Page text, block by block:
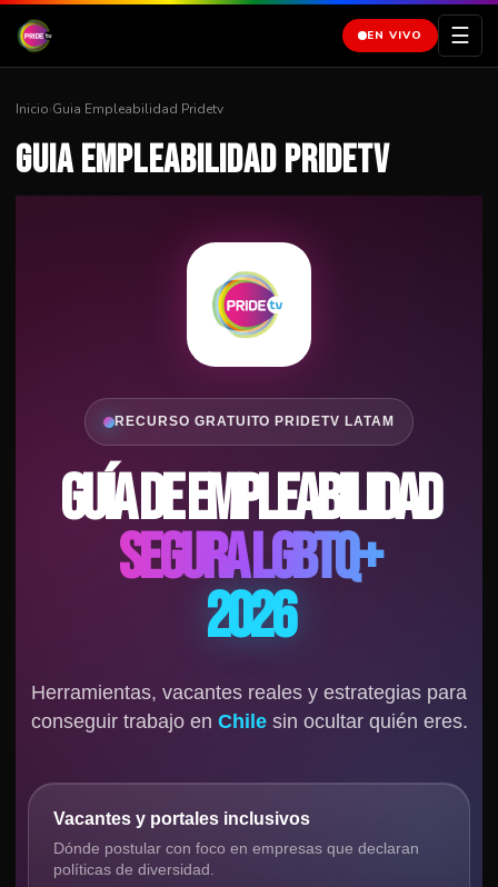
EN VIVO ☰
Inicio›Guia Empleabilidad Pridetv
Guia Empleabilidad Pridetv
RECURSO GRATUITO PRIDETV LATAM
GUÍA DE EMPLEABILIDAD
SEGURA LGBTQ+
2026
Herramientas, vacantes reales y estrategias para
conseguir trabajo en Chilesin ocultar quién eres.
Vacantes y portales inclusivos
Dónde postular con foco en empresas que declaran
políticas de diversidad.